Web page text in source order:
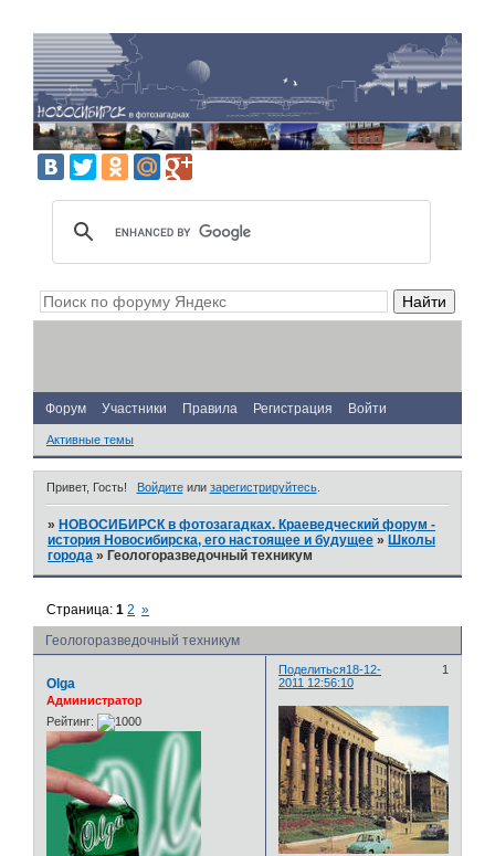
Форум Участники Правила Регистрация Войти
Активные темы
Привет, Гость! Войдитеили зарегистрируйтесь.
» НОВОСИБИРСК в фотозагадках. Краеведческий форум -
история Новосибирска, его настоящее и будущее » Школы
города » Геологоразведочный техникум
Геологоразведочный техникум
Страница:1 2 »
Поделиться 1
18-12-
2011 12:56:10
Olga
Администратор
Рейтинг: